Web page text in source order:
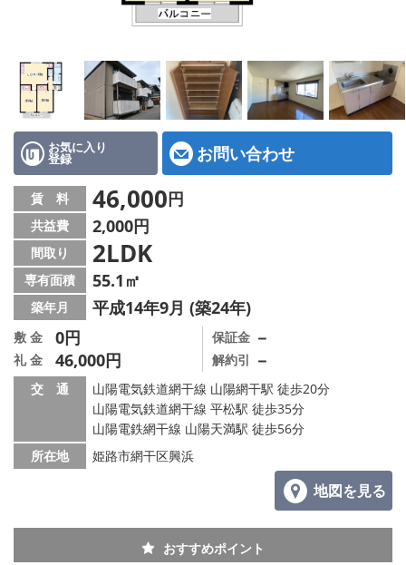
スタッフ紹介
店舗情報·アクセス
会社概要
メールでお問い合わせ
お気に入り
登録 お問い合わせ
賃 料 46,000円
共益費 2,000円
間取り 2LDK
専有面積 55.1㎡
築年月 平成14年9月 (築24年)
敷 金 0円
礼 金 46,000円
保証金 －
解約引 －
交 通
山陽電気鉄道網干線 山陽網干駅 徒歩20分
山陽電気鉄道網干線 平松駅 徒歩35分
山陽電鉄網干線 山陽天満駅 徒歩56分
所在地
姫路市網干区興浜
地図を見る
おすすめポイント